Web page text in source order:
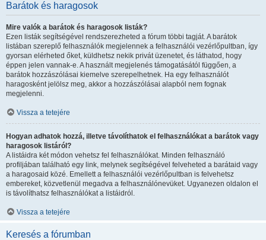
Barátok és haragosok
Mire valók a barátok és haragosok listák?
Ezen listák segítségével rendszerezheted a fórum többi tagját. A barátok
listában szereplő felhasználók megjelennek a felhasználói vezérlőpultban, így
gyorsan elérheted őket, küldhetsz nekik privát üzenetet, és láthatod, hogy
éppen jelen vannak-e. A használt megjelenés támogatásától függően, a
barátok hozzászólásai kiemelve szerepelhetnek. Ha egy felhasználót
haragosként jelölsz meg, akkor a hozzászólásai alapból nem fognak
megjelenni.
Vissza a tetejére
Hogyan adhatok hozzá, illetve távolíthatok el felhasználókat a barátok vagy
haragosok listáról?
A listáidra két módon vehetsz fel felhasználókat. Minden felhasználó
profiljában található egy link, melynek segítségével felveheted a barátaid vagy
a haragosaid közé. Emellett a felhasználói vezérlőpultban is felvehetsz
embereket, közvetlenül megadva a felhasználónevüket. Ugyanezen oldalon el
is távolíthatsz felhasználókat a listáidról.
Vissza a tetejére
Keresés a fórumban